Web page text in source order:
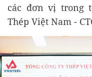
các đơn vị trong
Thép Việt Nam -